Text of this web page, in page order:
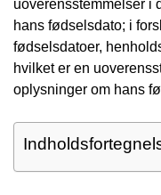
uoverensstemmelser i
hans fødselsdato; i
fødselsdatoer,
hvilket er en
oplysninger om hans